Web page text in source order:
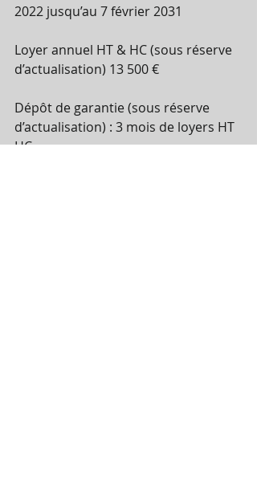
2022 jusqu’au 7 février 2031
Loyer annuel HT & HC (sous réserve
d’actualisation) 13 500 €
Dépôt de garantie (sous réserve
d’actualisation) : 3 mois de loyers HT
HC